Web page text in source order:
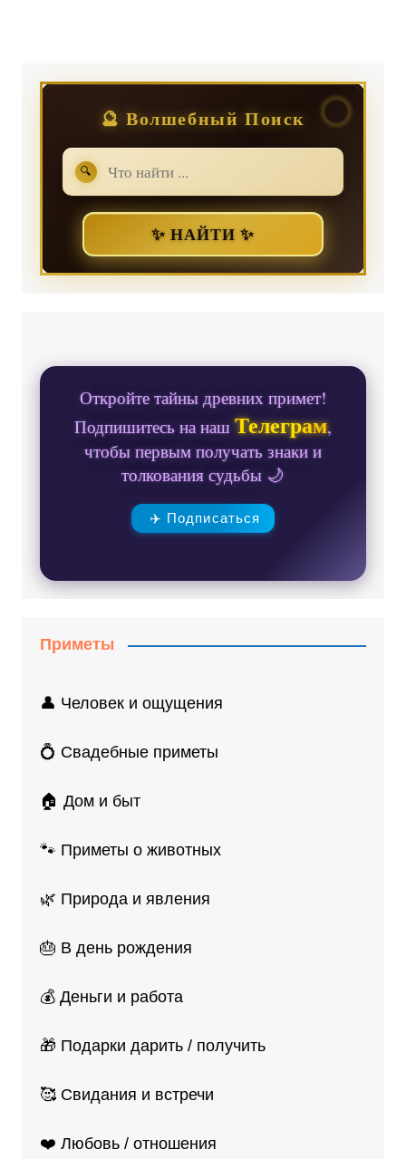
🔮 Волшебный Поиск
🔍
✨ НАЙТИ ✨
Откройте тайны древних примет!
Подпишитесь на нашТелеграм,
чтобы первым получать знаки и
толкования судьбы 🌙
✈️ Подписаться
Приметы
👤 Человек и ощущения
💍 Свадебные приметы
🏠 Дом и быт
🐾 Приметы о животных
🌿 Природа и явления
🎂 В день рождения
💰 Деньги и работа
🎁 Подарки дарить / получить
🥰 Свидания и встречи
❤️ Любовь / отношения